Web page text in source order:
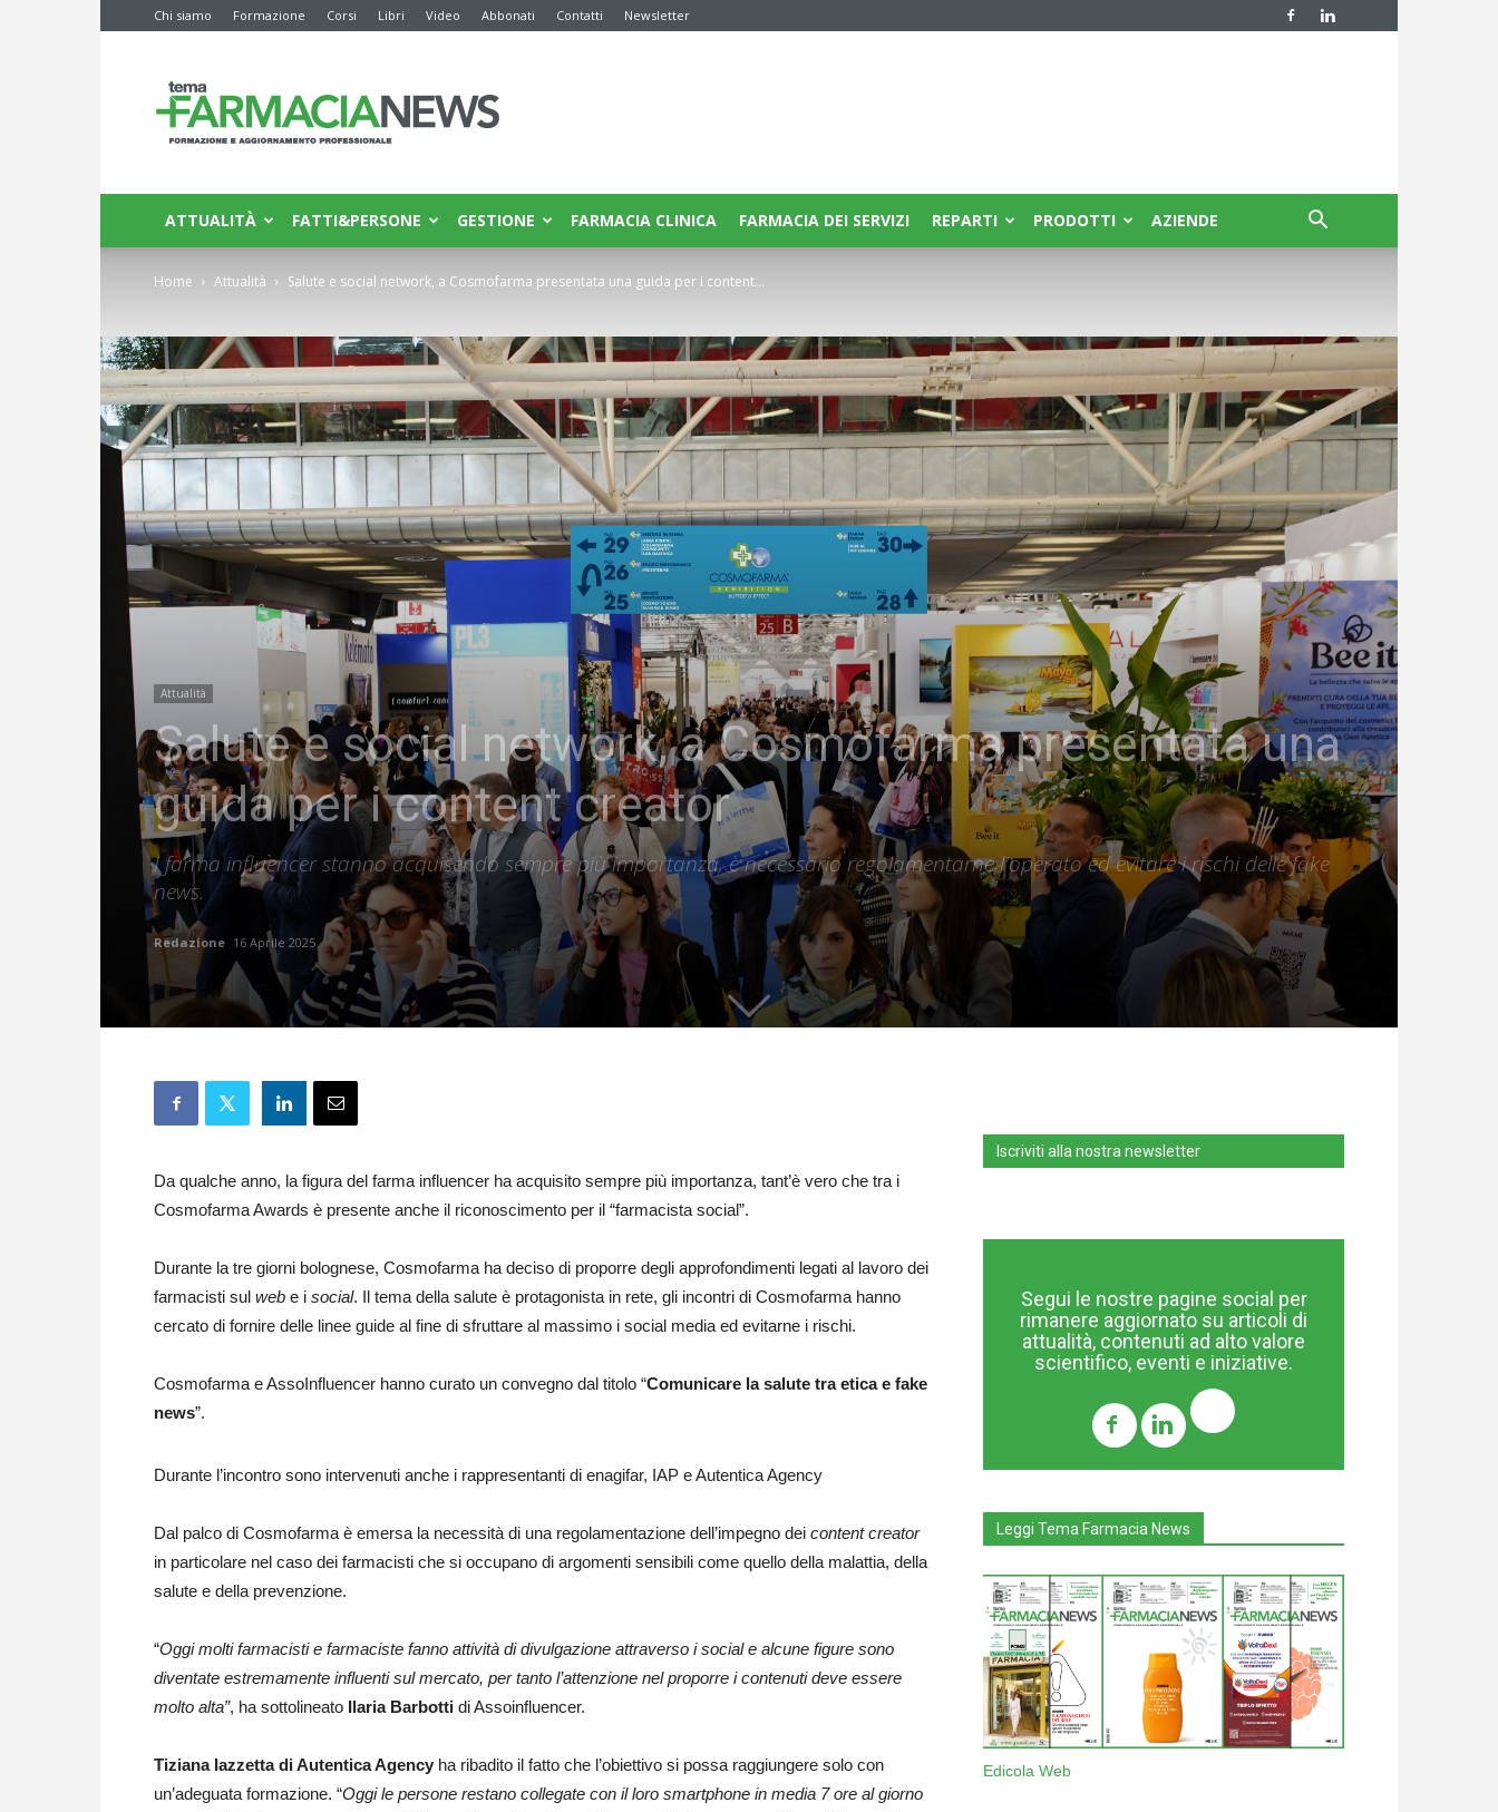
Chi siamo Formazione Corsi Libri Video Abbonati Contatti Newsletter
News
ATTUALITÀ FATTI&PERSONE GESTIONE FARMACIA CLINICA FARMACIA DEI SERVIZI REPARTI PRODOTTI AZIENDE
Home Attualità Salute e social network, a Cosmofarma presentata una guida per i content...
Attualità
Salute e social network, a Cosmofarma presentata una
guida per i content creator
I farma influencer stanno acquisendo sempre più importanza, è necessario regolamentarne l'operato ed evitare i rischi delle fake
news.
Redazione 16 Aprile 2025
Da qualche anno, la figura del farma influencer ha acquisito sempre più importanza, tant’è vero che tra i
Cosmofarma Awards è presente anche il riconoscimento per il “farmacista social”.
Durante la tre giorni bolognese, Cosmofarma ha deciso di proporre degli approfondimenti legati al lavoro dei
farmacisti sul web e i social. Il tema della salute è protagonista in rete, gli incontri di Cosmofarma hanno
cercato di fornire delle linee guide al fine di sfruttare al massimo i social media ed evitarne i rischi.
Cosmofarma e AssoInfluencer hanno curato un convegno dal titolo “Comunicare la salute tra etica e fake
news”.
Durante l’incontro sono intervenuti anche i rappresentanti di enagifar, IAP e Autentica Agency
Dal palco di Cosmofarma è emersa la necessità di una regolamentazione dell’impegno dei content creator
in particolare nel caso dei farmacisti che si occupano di argomenti sensibili come quello della malattia, della
salute e della prevenzione.
“Oggi molti farmacisti e farmaciste fanno attività di divulgazione attraverso i social e alcune figure sono
diventate estremamente influenti sul mercato, per tanto l’attenzione nel proporre i contenuti deve essere
molto alta”, ha sottolineato Ilaria Barbotti di Assoinfluencer.
Tiziana Iazzetta di Autentica Agency ha ribadito il fatto che l’obiettivo si possa raggiungere solo con
un’adeguata formazione. “Oggi le persone restano collegate con il loro smartphone in media 7 ore al giorno
Iscriviti alla nostra newsletter
Segui le nostre pagine social per
rimanere aggiornato su articoli di
attualità, contenuti ad alto valore
scientifico, eventi e iniziative.
Leggi Tema Farmacia News
Edicola Web